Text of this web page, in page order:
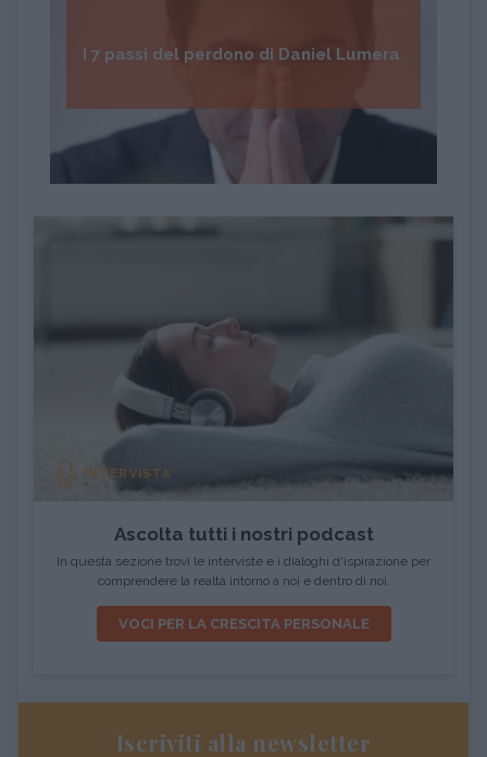
I 7 passi del perdono di Daniel Lumera
INTERVISTA
Ascolta tutti i nostri podcast
In questa sezione trovi le interviste e i dialoghi d'ispirazione per
comprendere la realtà intorno a noi e dentro di noi.
VOCI PER LA CRESCITA PERSONALE
Iscriviti alla newsletter